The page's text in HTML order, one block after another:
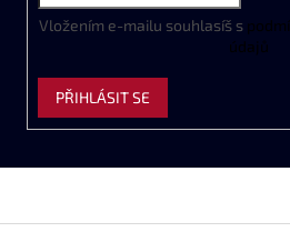
Vložením e-mailu souhlasíš s
údajů
PŘIHLÁSIT SE